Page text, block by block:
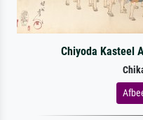
Chiyoda Kasteel